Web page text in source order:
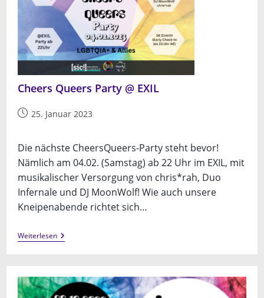
Cheers Queers Party @ EXIL
Beitrag25. Januar 2023
Die nächste CheersQueers-Party steht bevor!
Nämlich am 04.02. (Samstag) ab 22 Uhr im EXIL, mit
musikalischer Versorgung von chris*rah, Duo
Infernale und DJ MoonWolf! Wie auch unsere
Kneipenabende richtet sich…
WeiterlesenCheers
Queers